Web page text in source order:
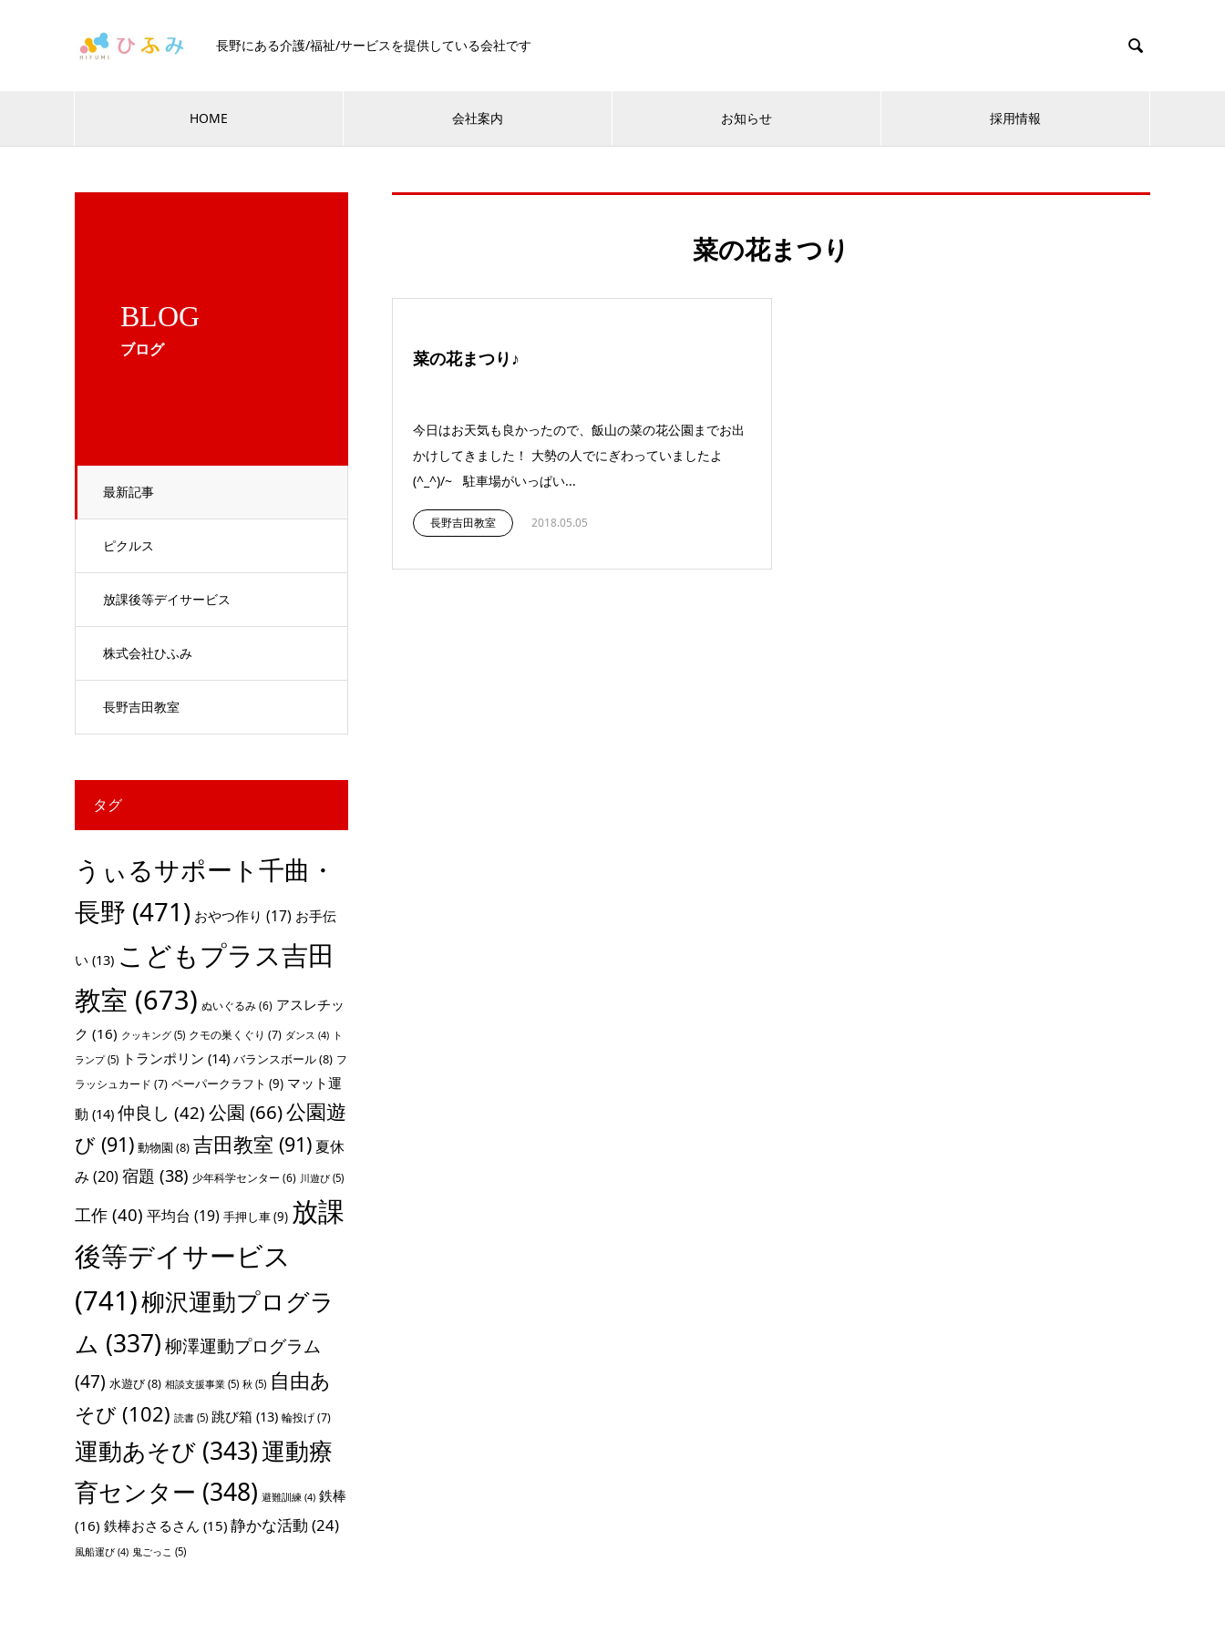
長野にある介護/福祉/サービスを提供している会社です 
HOME 会社案内 お知らせ 採用情報
BLOG
ブログ
最新記事
ピクルス
放課後等デイサービス
株式会社ひふみ
長野吉田教室
菜の花まつり
菜の花まつり♪
今日はお天気も良かったので、飯山の菜の花公園までお出
かけしてきました！ 大勢の人でにぎわっていましたよ
(^_^)/~ 駐車場がいっぱい...
長野吉田教室 2018.05.05
タグ
うぃるサポート千曲・
長野 (471) おやつ作り (17) お手伝
い (13) こどもプラス吉田
教室 (673) ぬいぐるみ(6) アスレチッ
ク (16) クッキング (5) クモの巣くぐり (7) ダンス (4) ト
ランプ(5) トランポリン (14) バランスボール(8) フ
ラッシュカード (7) ペーパークラフト (9) マット運
動 (14) 仲良し (42) 公園 (66)公園遊
び (91) 動物園 (8) 吉田教室 (91) 夏休
み (20)宿題 (38) 少年科学センター (6) 川遊び (5)
工作 (40) 平均台 (19) 手押し車(9) 放課
後等デイサービス
(741)柳沢運動プログラ
ム (337)柳澤運動プログラム
(47) 水遊び(8) 相談支援事業 (5) 秋 (5) 自由あ
そび (102) 読書 (5) 跳び箱 (13) 輪投げ(7)
運動あそび (343)運動療
育センター (348) 避難訓練 (4) 鉄棒
(16) 鉄棒おさるさん (15) 静かな活動 (24)
風船運び (4) 鬼ごっこ (5)